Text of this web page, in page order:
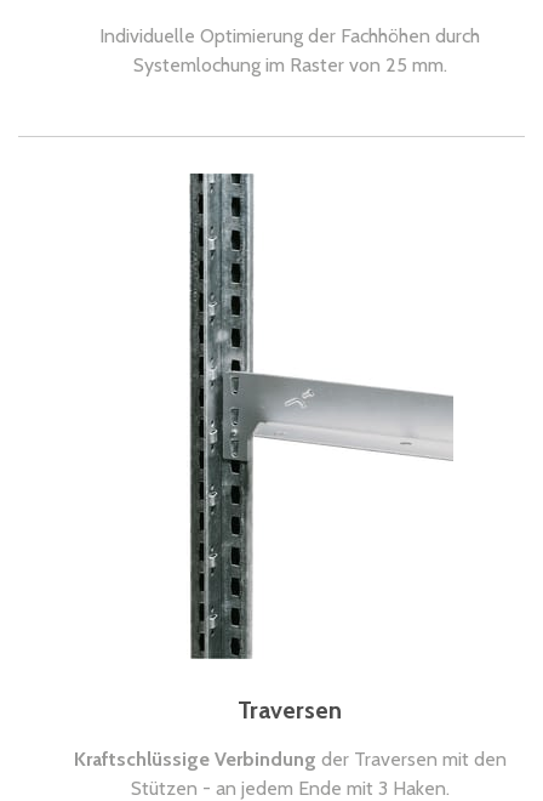
Individuelle Optimierung der Fachhöhen durch
Systemlochung im Raster von 25 mm.
Traversen
Kraftschlüssige Verbindung der Traversen mit den
Stützen - an jedem Ende mit 3 Haken.